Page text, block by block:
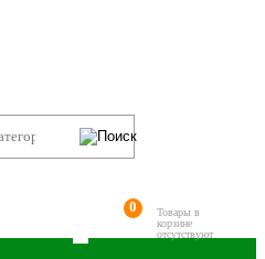
0
Товары в
корзине
отсутствуют